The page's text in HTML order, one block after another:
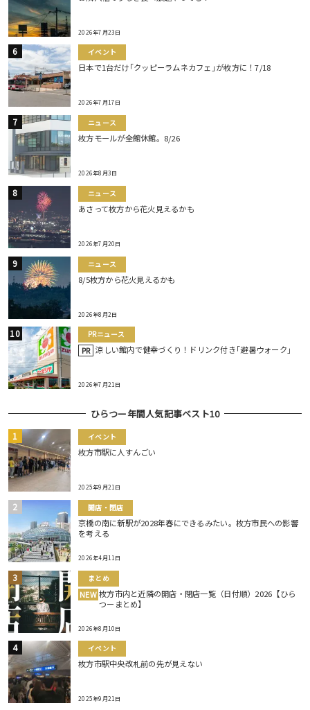
2026年7月23日
イベント
日本で1台だけ｢クッピーラムネカフェ｣が枚方に！7/18
2026年7月17日
ニュース
枚方モールが全館休館。8/26
2026年8月3日
ニュース
あさって枚方から花火見えるかも
2026年7月20日
ニュース
8/5枚方から花火見えるかも
2026年8月2日
PRニュース
PR 涼しい館内で健幸づくり！ドリンク付き｢避暑ウォーク｣
2026年7月21日
ひらつー年間人気記事ベスト10
イベント
枚方市駅に人すんごい
2025年9月21日
開店・閉店
京橋の南に新駅が2028年春にできるみたい。枚方市民への影響
を考える
2026年4月11日
まとめ
NEW 枚方市内と近隣の開店・閉店一覧（日付順）2026【ひら
つーまとめ】
2026年8月10日
イベント
枚方市駅中央改札前の先が見えない
2025年9月21日